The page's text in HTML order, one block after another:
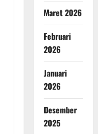
Maret 2026
Februari
2026
Januari
2026
Desember
2025